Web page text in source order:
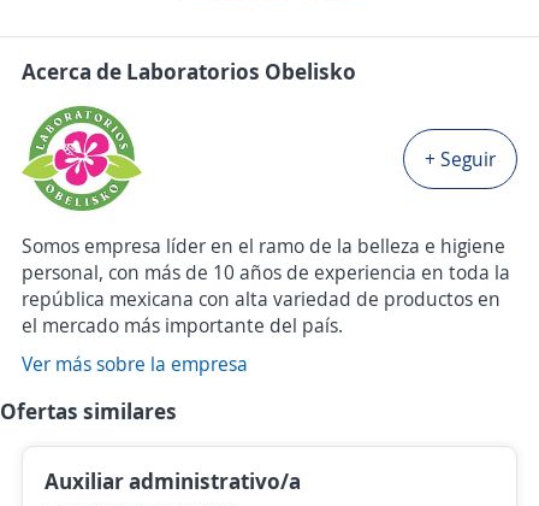
Acerca de Laboratorios Obelisko
+ Seguir
Somos empresa líder en el ramo de la belleza e higiene
personal, con más de 10 años de experiencia en toda la
república mexicana con alta variedad de productos en
el mercado más importante del país.
Ver más sobre la empresa
Ofertas similares
Auxiliar administrativo/a